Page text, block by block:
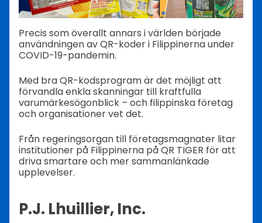
Precis som överallt annars i världen började
användningen av QR-koder i Filippinerna under
COVID-19-pandemin.
Med bra QR-kodsprogram är det möjligt att
förvandla enkla skanningar till kraftfulla
varumärkesögonblick – och filippinska företag
och organisationer vet det.
Från regeringsorgan till företagsmagnater litar
institutioner på Filippinerna på QR TIGER för att
driva smartare och mer sammanlänkade
upplevelser.
P.J. Lhuillier, Inc.